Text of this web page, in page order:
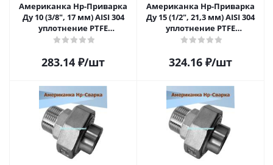
Американка Нр-Приварка
Ду 10 (3/8", 17 мм) AISI 304
уплотнение PTFE
(прокладка
283.14 ₽/шт
Американка Нр-Приварка
Ду 15 (1/2", 21,3 мм) AISI 304
уплотнение PTFE
(прокладка
324.16 ₽/шт